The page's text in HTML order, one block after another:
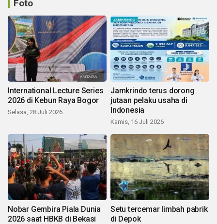
Foto
International Lecture Series
2026 di Kebun Raya Bogor
Selasa, 28 Juli 2026
Jamkrindo terus dorong
jutaan pelaku usaha di
Indonesia
Kamis, 16 Juli 2026
Nobar Gembira Piala Dunia
2026 saat HBKB di Bekasi
Setu tercemar limbah pabrik
di Depok